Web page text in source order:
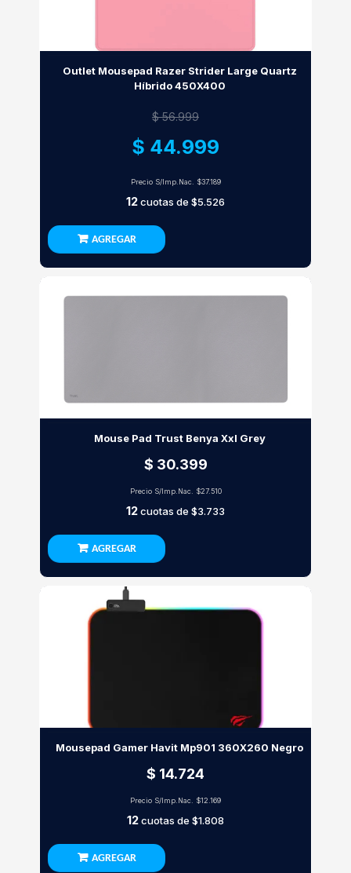
Outlet Mousepad Razer Strider Large Quartz
Híbrido 450X400
$ 56.999
$ 44.999
Precio S/Imp.Nac. $37.189
12cuotas de $5.526
AGREGAR
Mouse Pad Trust Benya Xxl Grey
$ 30.399
Precio S/Imp.Nac. $27.510
12cuotas de $3.733
AGREGAR
Mousepad Gamer Havit Mp901 360X260 Negro
$ 14.724
Precio S/Imp.Nac. $12.169
12cuotas de $1.808
AGREGAR